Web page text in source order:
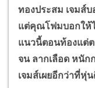
ทองประสม เจมส์บ
แต่คุณโฟมบอกให้ไ
แนวนี้ตอนท้องแต่
จน ลากเลือด หนัก
เจมส์เผยอีกว่าที่หุ่